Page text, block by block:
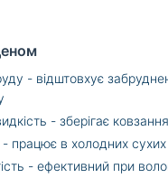
- відштовхує
- зберігає
працює в холодних
- ефективний при